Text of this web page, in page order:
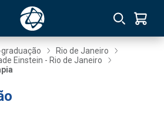
graduação
Rio de Janeiro
Einstein - Rio de Janeiro